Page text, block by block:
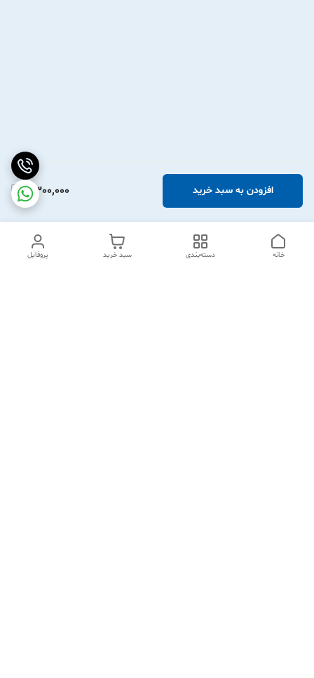
2,300,000 افزودن به سبد خرید
پروفایل سبد خرید دسته‌بندی خانه